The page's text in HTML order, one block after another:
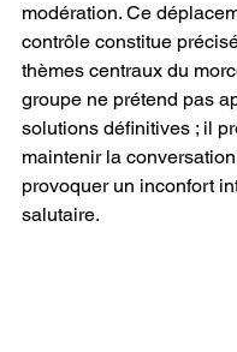
modération. Ce
contrôle constitue
thèmes centraux du
groupe ne prétend pas
solutions définitives ; il
maintenir la
provoquer un inconfort
salutaire.